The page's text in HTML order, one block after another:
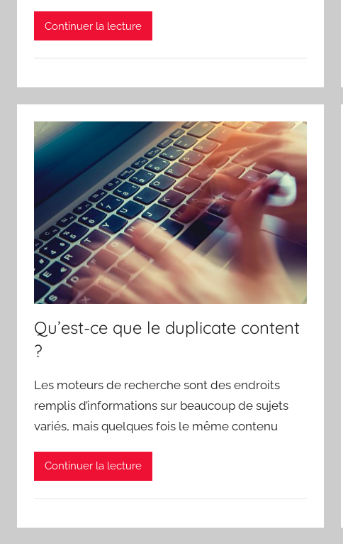
Continuer la lecture
Qu’est-ce que le duplicate content
?
Les moteurs de recherche sont des endroits
remplis d’informations sur beaucoup de sujets
variés, mais quelques fois le même contenu
Continuer la lecture